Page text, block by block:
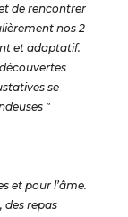
de rencontrer
nos 2
et adaptatif.
se
"
et pour l’âme.
des repas